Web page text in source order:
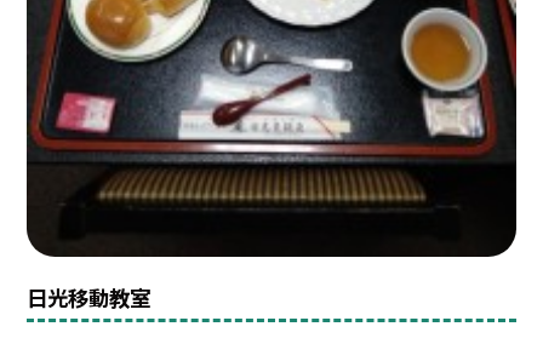
日光移動教室